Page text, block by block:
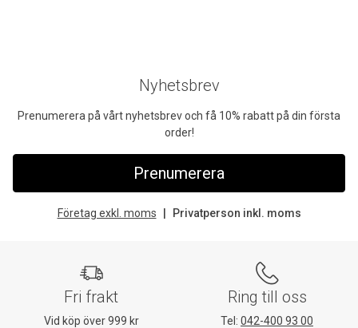
Nyhetsbrev
Prenumerera på vårt nyhetsbrev och få 10% rabatt på din första
order!
Prenumerera
Företag exkl. moms Privatperson inkl. moms
Fri frakt
Vid köp över 999 kr
Ring till oss
Tel: 042-400 93 00